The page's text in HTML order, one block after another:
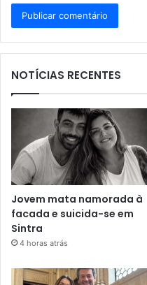
NOTÍCIAS RECENTES
Jovem mata namorada à
facada e suicida-se em
Sintra
4 horas atrás